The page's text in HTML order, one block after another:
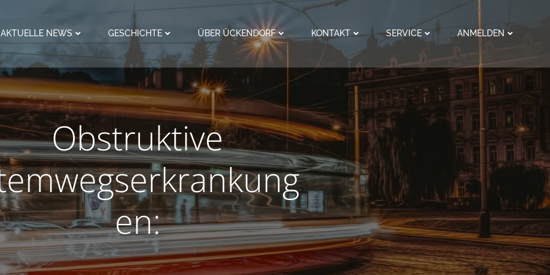
AKTUELLE NEWS GESCHICHTE ÜBER ÜCKENDORF KONTAKT SERVICE ANMELDEN
Obstruktive
en: